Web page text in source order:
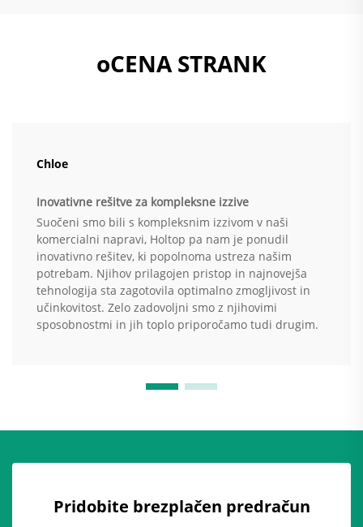
oCENA STRANK
Chloe
Inovativne rešitve za kompleksne izzive
Suočeni smo bili s kompleksnim izzivom v naši
komercialni napravi, Holtop pa nam je ponudil
inovativno rešitev, ki popolnoma ustreza našim
potrebam. Njihov prilagojen pristop in najnovejša
tehnologija sta zagotovila optimalno zmogljivost in
učinkovitost. Zelo zadovoljni smo z njihovimi
sposobnostmi in jih toplo priporočamo tudi drugim.
Pridobite brezplačen predračun